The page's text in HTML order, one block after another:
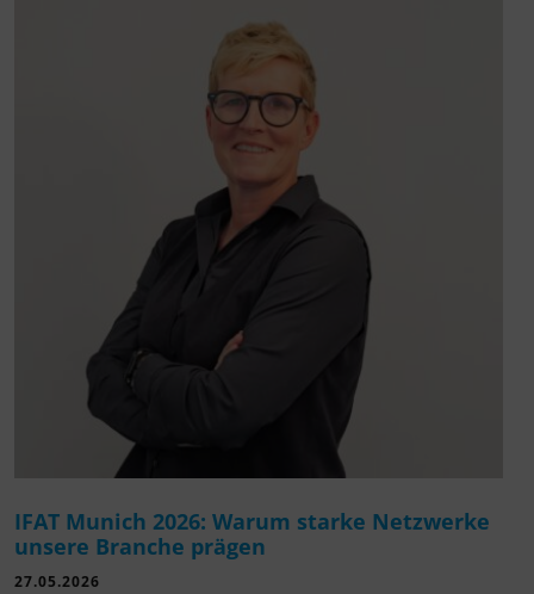
IFAT Munich 2026: Warum starke Netzwerke
unsere Branche prägen
27.05.2026